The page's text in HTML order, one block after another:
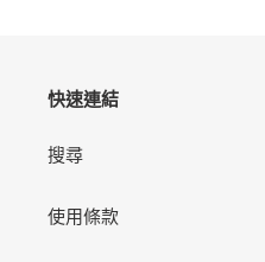
快速連結
搜尋
使用條款